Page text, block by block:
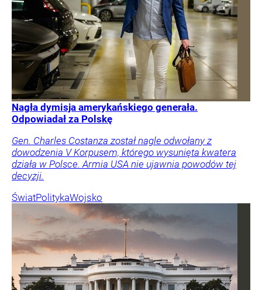
Nagła dymisja amerykańskiego generała.
Odpowiadał za Polskę
Gen. Charles Costanza został nagle odwołany z
dowodzenia V Korpusem, którego wysunięta kwatera
działa w Polsce. Armia USA nie ujawnia powodów tej
decyzji.
ŚwiatPolitykaWojsko